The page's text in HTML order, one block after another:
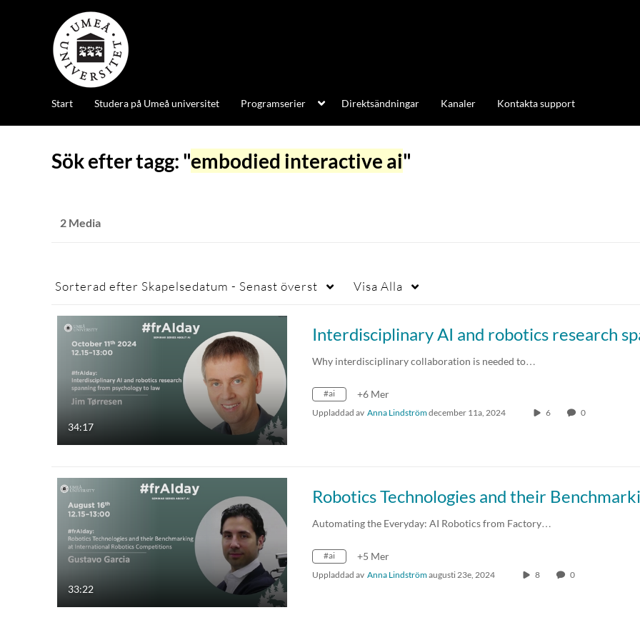
Start Studera på Umeå universitet Programserier Direktsändningar Kanaler Kontakta support
Sök efter tagg: "embodied interactive ai"
2 Media
Sorterad efter Skapelsedatum - Senast överst Visa Alla
34:17
Why interdisciplinary collaboration is needed to…
#ai +6 Mer
Uppladdad av Anna Lindströmdecember 11a, 2024 6 0
33:22
Automating the Everyday: AI Robotics from Factory…
#ai +5 Mer
Uppladdad av Anna Lindströmaugusti 23e, 2024 8 0